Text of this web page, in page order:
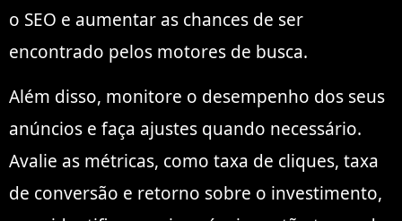
o SEO e aumentar as chances de ser
encontrado pelos motores de busca.
Além disso, monitore o desempenho dos seus
anúncios e faça ajustes quando necessário.
Avalie as métricas, como taxa de cliques, taxa
de conversão e retorno sobre o investimento,